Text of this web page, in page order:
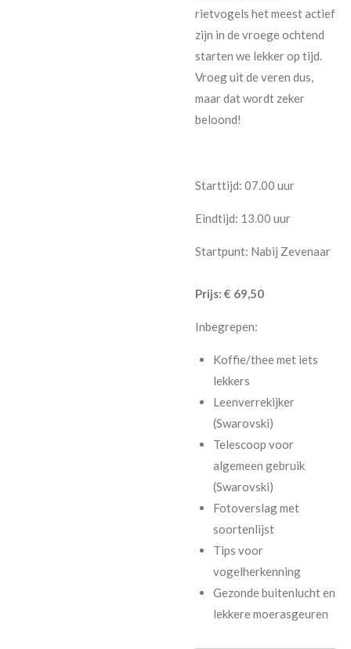
rietvogels het meest actief
zijn in de vroege ochtend
starten we lekker op tijd.
Vroeg uit de veren dus,
maar dat wordt zeker
beloond!
Starttijd: 07.00 uur
Eindtijd: 13.00 uur
Startpunt: Nabij Zevenaar
Prijs: € 69,50
Inbegrepen:
Koffie/thee met iets
lekkers
Leenverrekijker
(Swarovski)
Telescoop voor
algemeen gebruik
(Swarovski)
Fotoverslag met
soortenlijst
Tips voor
vogelherkenning
Gezonde buitenlucht en
lekkere moerasgeuren